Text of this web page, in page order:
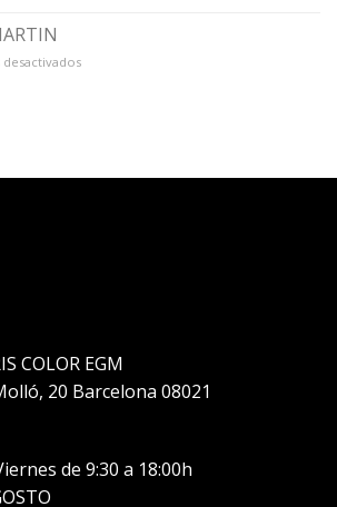
en
COLOR EGM
20 Barcelona 08021
de 9:30 a 18:00h